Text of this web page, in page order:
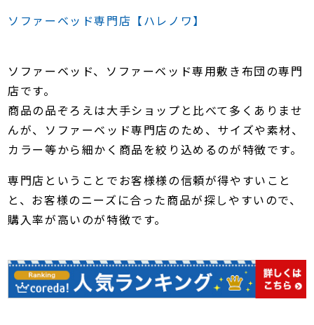
ソファーベッド専門店【ハレノワ】
ソファーベッド、ソファーベッド専用敷き布団の専門
店です。
商品の品ぞろえは大手ショップと比べて多くありませ
んが、ソファーベッド専門店のため、サイズや素材、
カラー等から細かく商品を絞り込めるのが特徴です。
専門店ということでお客様様の信頼が得やすいこと
と、お客様のニーズに合った商品が探しやすいので、
購入率が高いのが特徴です。